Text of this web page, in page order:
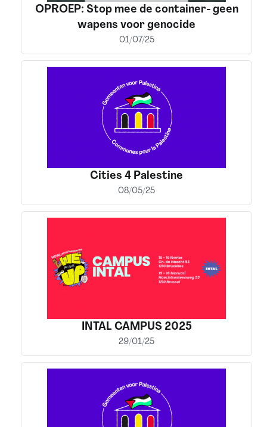
OPROEP: Stop mee de container- geen
wapens voor genocide
01/07/25
Cities 4 Palestine
08/05/25
INTAL CAMPUS 2025
29/01/25